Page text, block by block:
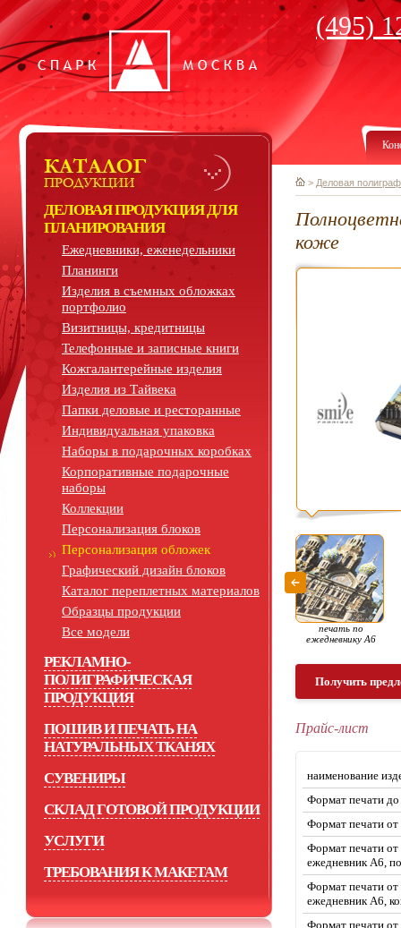
(495)
ДЕЛОВАЯ ПРОДУКЦИЯ ДЛЯ
ПЛАНИРОВАНИЯ
Ежедневники, еженедельники
Планинги
Изделия в съемных обложках
портфолио
Визитницы, кредитницы
Телефонные и записные книги
Кожгалантерейные изделия
Изделия из Тайвека
Папки деловые и ресторанные
Индивидуальная упаковка
Наборы в подарочных коробках
Корпоративные подарочные
наборы
Коллекции
Персонализация блоков
Персонализация обложек
Графический дизайн блоков
Каталог переплетных материалов
Образцы продукции
Все модели
РЕКЛАМНО-
ПОЛИГРАФИЧЕСКАЯ
ПРОДУКЦИЯ
ПОШИВ И ПЕЧАТЬ НА
НАТУРАЛЬНЫХ ТКАНЯХ
СУВЕНИРЫ
СКЛАД ГОТОВОЙ ПРОДУКЦИИ
УСЛУГИ
ТРЕБОВАНИЯ К МАКЕТАМ
> Деловая
коже
печать по
ежедневнику А6
Получить
Прайс-лист
наименование
Формат печати до
Формат печати
Формат печати от
ежедневник А6,
Формат печати от
ежедневник А6,
Формат печати